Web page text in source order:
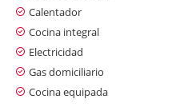
Calentador
Cocina integral
Electricidad
Gas domiciliario
Cocina equipada